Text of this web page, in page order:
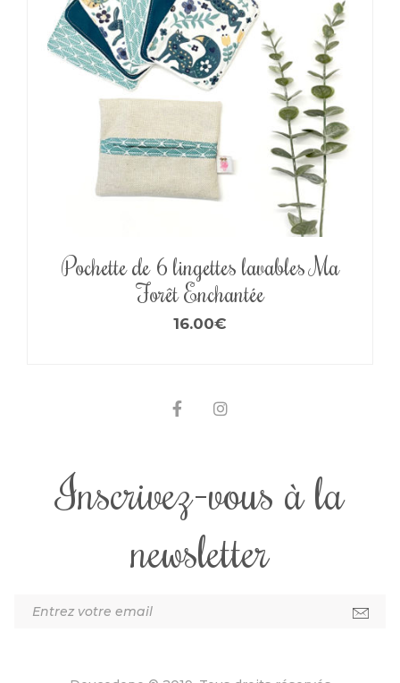
Pochette de 6 lingettes lavables Ma
Forêt Enchantée
16.00€
Inscrivez-vous à la
newsletter